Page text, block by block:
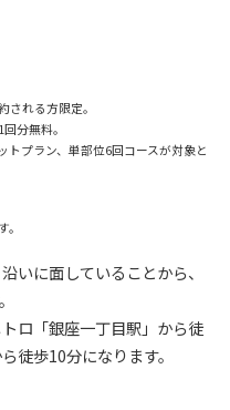
される方限定。
分無料。
トプラン、単部位6回コースが対象と
いに面していることから、
ロ「銀座一丁目駅」から徒
徒歩10分になります。